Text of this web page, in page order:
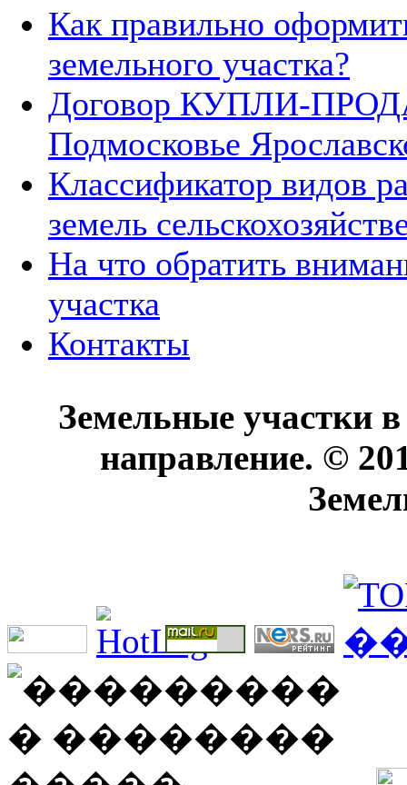
Как правильно
земельного участка?
Договор КУПЛИ-
Подмосковье
Классификатор видов
земель
На что обратить
участка
Контакты
Земельные участки
направление. ©